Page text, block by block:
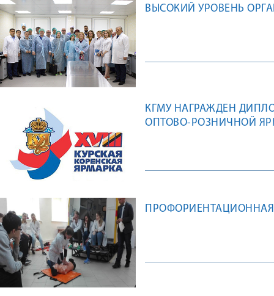
ВЫСОКИЙ УРОВЕНЬ
КГМУ НАГРАЖДЕН
ОПТОВО-РОЗНИЧНОЙ